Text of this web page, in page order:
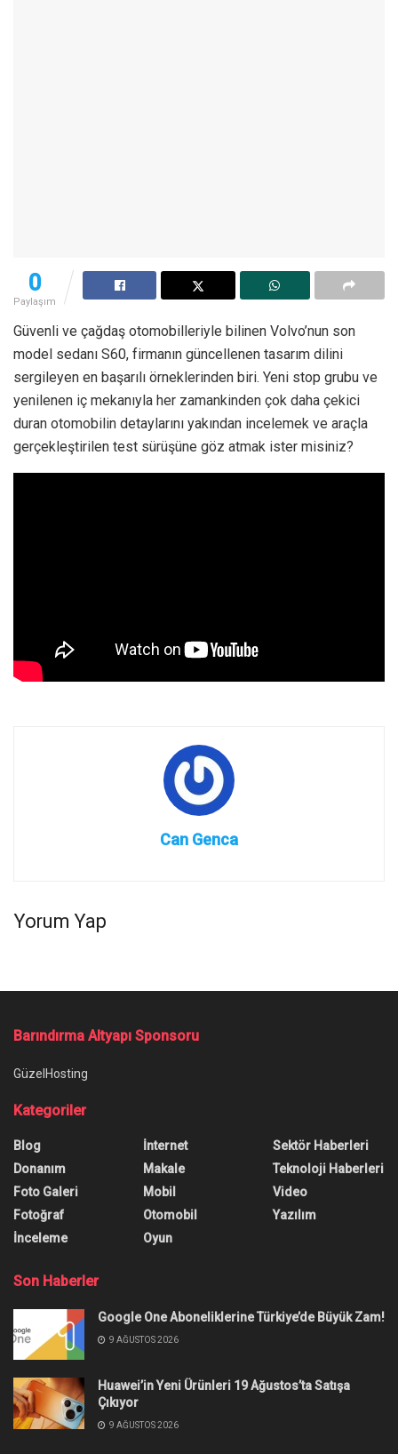
0
Paylaşım
Güvenli ve çağdaş otomobilleriyle bilinen Volvo’nun son
model sedanı S60, firmanın güncellenen tasarım dilini
sergileyen en başarılı örneklerinden biri. Yeni stop grubu ve
yenilenen iç mekanıyla her zamankinden çok daha çekici
duran otomobilin detaylarını yakından incelemek ve araçla
gerçekleştirilen test sürüşüne göz atmak ister misiniz?
Can Genca
Yorum Yap
Barındırma Altyapı Sponsoru
GüzelHosting
Kategoriler
Blog
Donanım
Foto Galeri
Fotoğraf
İnceleme
İnternet
Makale
Mobil
Otomobil
Oyun
Sektör Haberleri
Teknoloji Haberleri
Video
Yazılım
Son Haberler
Google One Aboneliklerine Türkiye’de Büyük Zam!
9 AĞUSTOS 2026
Huawei’in Yeni Ürünleri 19 Ağustos’ta Satışa
Çıkıyor
9 AĞUSTOS 2026